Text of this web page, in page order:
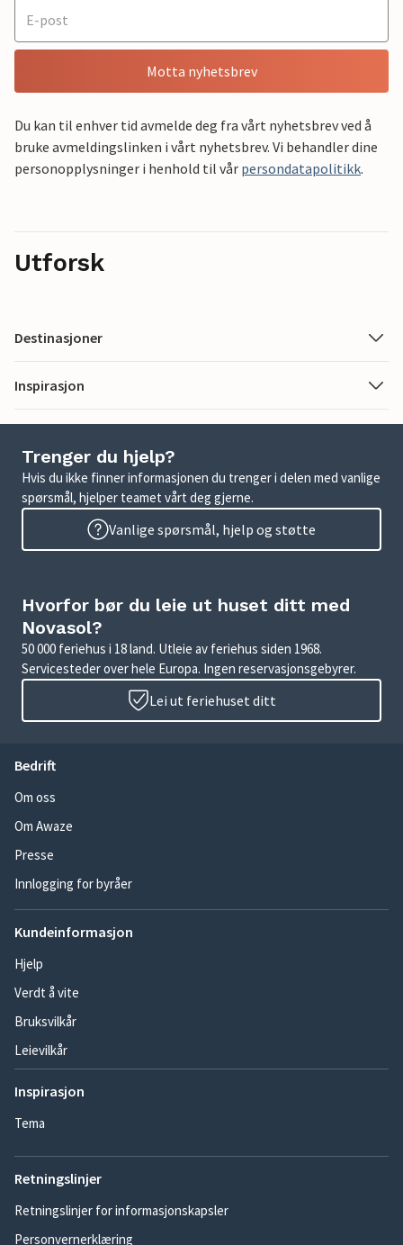
Motta nyhetsbrev
Du kan til enhver tid avmelde deg fra vårt nyhetsbrev ved å
bruke avmeldingslinken i vårt nyhetsbrev. Vi behandler dine
personopplysninger i henhold til vår persondatapolitikk.
Utforsk
Destinasjoner
Inspirasjon
Trenger du hjelp?
Hvis du ikke finner informasjonen du trenger i delen med vanlige
spørsmål, hjelper teamet vårt deg gjerne.
Vanlige spørsmål, hjelp og støtte
Hvorfor bør du leie ut huset ditt med
Novasol?
50 000 feriehus i 18 land. Utleie av feriehus siden 1968.
Servicesteder over hele Europa. Ingen reservasjonsgebyrer.
Lei ut feriehuset ditt
Bedrift
Om oss
Om Awaze
Presse
Innlogging for byråer
Kundeinformasjon
Hjelp
Verdt å vite
Bruksvilkår
Leievilkår
Inspirasjon
Tema
Retningslinjer
Retningslinjer for informasjonskapsler
Personvernerklæring